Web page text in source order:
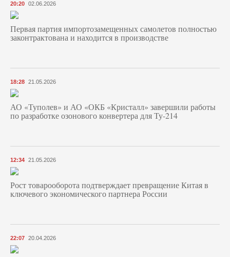
20:20 02.06.2026
Первая партия импортозамещенных самолетов полностью
законтрактована и находится в производстве
18:28 21.05.2026
АО «Туполев» и АО «ОКБ «Кристалл» завершили работы
по разработке озонового конвертера для Ту-214
12:34 21.05.2026
Рост товарооборота подтверждает превращение Китая в
ключевого экономического партнера России
22:07 20.04.2026